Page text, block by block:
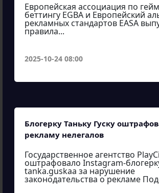
Европейская ассоциация по
беттингу EGBA и Европейский
рекламных стандартов EASA
правила...
2025-10-24 08:00
Блогерку Таньку Гуску
рекламу нелегалов
Государственное агентство
оштрафовало Instagram-
tanka.guskaa за нарушение
законодательства о рекламе